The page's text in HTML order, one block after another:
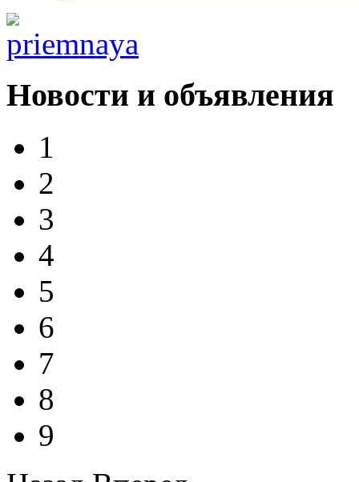
Новости и объявления
1
2
3
4
5
6
7
8
9